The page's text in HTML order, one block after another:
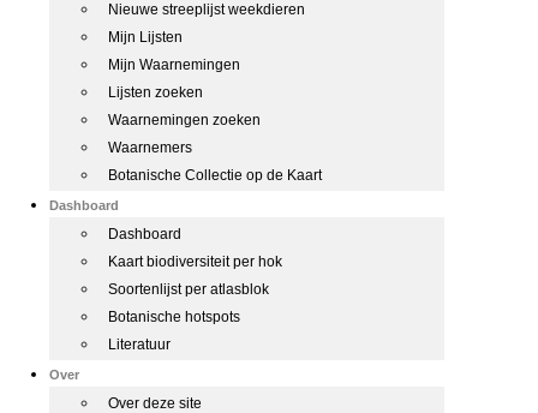
Nieuwe streeplijst weekdieren
Mijn Lijsten
Mijn Waarnemingen
Lijsten zoeken
Waarnemingen zoeken
Waarnemers
Botanische Collectie op de Kaart
Dashboard
Dashboard
Kaart biodiversiteit per hok
Soortenlijst per atlasblok
Botanische hotspots
Literatuur
Over
Over deze site